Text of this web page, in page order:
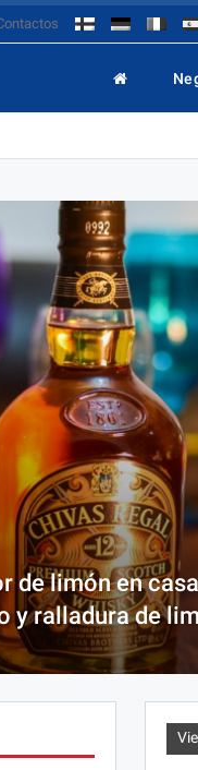
de limón en
y ralladura de